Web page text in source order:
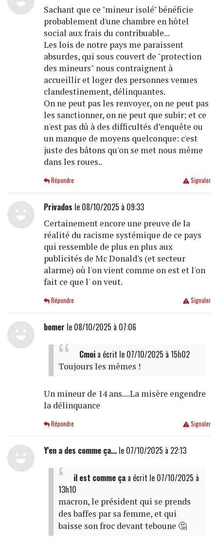
Sachant que ce "mineur isolé" bénéficie
probablement d'une chambre en hôtel
social aux frais du contribuable...
Les lois de notre pays me paraissent
absurdes, qui sous couvert de "protection
des mineurs" nous contraignent à
accueillir et loger des personnes venues
clandestinement, délinquantes.
On ne peut pas les renvoyer, on ne peut pas
les sanctionner, on ne peut que subir; et ce
n'est pas dû à des difficultés d’enquête ou
un manque de moyens quelconque: c'est
juste des bâtons qu'on se met nous même
dans les roues..
Signaler
Répondre
Privados le 08/10/2025 à 09:33
Certainement encore une preuve de la
réalité du racisme systémique de ce pays
qui ressemble de plus en plus aux
publicités de Mc Donald's (et secteur
alarme) où l'on vient comme on est et l'on
fait ce que l' on veut.
Signaler
Répondre
bomer le 08/10/2025 à 07:06
Cmoia écrit le 07/10/2025 à 15h02
Toujours les mêmes !
Un mineur de 14 ans....La misère engendre
la délinquance
Signaler
Répondre
Y'en a des comme ça...le 07/10/2025 à 22:13
il est comme çaa écrit le 07/10/2025 à
13h10
macron, le président qui se prends
des baffes par sa femme, et qui
baisse son froc devant teboune 🤔